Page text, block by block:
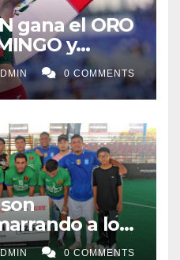
gana el ORO
y
a sus padres
0 COMMENTS
a los
0 COMMENTS